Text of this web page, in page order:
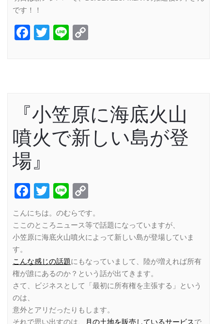
です！！
Facebook
Twitter
Line
『小笠原に海底火山
噴火で新しい島が登
場』
Facebook
Twitter
Line
Link
こんにちは。のむらです。
ここのところニュース等で話題になっていますが、
小笠原に海底火山噴火によって新しい島が登場していま
す。
こんな感じの話題にもなっていまして、陸が増えれば所有
権が誰にあるのか？という話が出てきます。
さて、ビジネスとして「最初に所有権を主張する」という
のは、
意外とアリだったりもします。
それで思い出すのは、
月の土地を販売しているサービスで